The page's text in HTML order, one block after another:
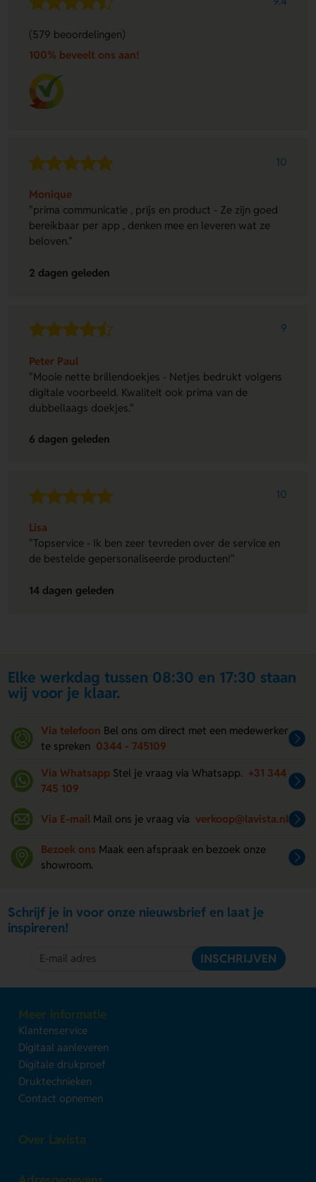
(579 beoordelingen)
100% beveelt ons aan!
10
Monique
"prima communicatie , prijs en product - Ze zijn goed
bereikbaar per app , denken mee en leveren wat ze
beloven."
2 dagen geleden
9
Peter Paul
"Mooie nette brillendoekjes - Netjes bedrukt volgens
digitale voorbeeld. Kwaliteit ook prima van de
dubbellaags doekjes."
6 dagen geleden
10
Lisa
"Topservice - Ik ben zeer tevreden over de service en
de bestelde gepersonaliseerde producten!"
14 dagen geleden
Elke werkdag tussen 08:30 en 17:30 staan
wij voor je klaar.
Via telefoon Bel ons om direct met een medewerker
te spreken 0344 - 745109
Via Whatsapp Stel je vraag via Whatsapp. +31 344
745 109
Via E-mail Mail ons je vraag via verkoop@lavista.nl
Bezoek ons Maak een afspraak en bezoek onze
showroom.
Schrijf je in voor onze nieuwsbrief en laat je
inspireren!
INSCHRIJVEN
Meer informatie
Klantenservice
Digitaal aanleveren
Digitale drukproef
Druktechnieken
Contact opnemen
Over Lavista